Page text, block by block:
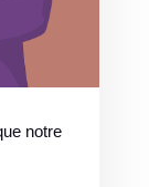
notre